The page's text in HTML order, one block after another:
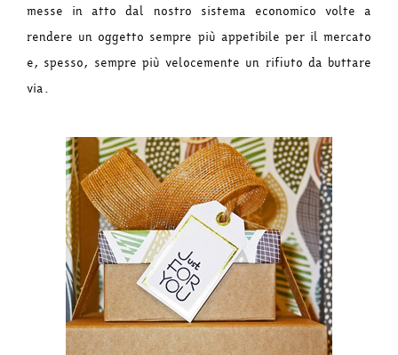
messe in atto dal nostro sistema economico volte a
rendere un oggetto sempre più appetibile per il mercato
e, spesso, sempre più velocemente un rifiuto da buttare
via.